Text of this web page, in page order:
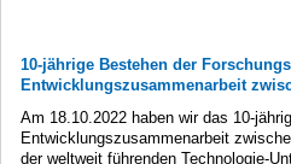
10-jährige Bestehen der
Entwicklungszusammenarbeit
Am 18.10.2022 haben wir das 10-
Entwicklungszusammenarbeit
der weltweit führenden Technologie-